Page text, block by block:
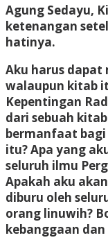
Agung Sedayu,
ketenangan
hatinya.
Aku harus dapat
walaupun kitab
Kepentingan
dari sebuah
bermanfaat
itu? Apa yang
seluruh ilmu
Apakah aku
diburu oleh
orang linuwih?
kebanggaan